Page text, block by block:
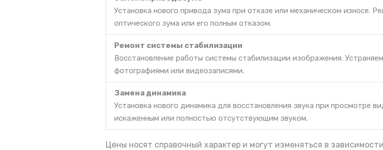
Установка нового привода зума при отказе или механическом износе.
оптического зума или его полным отказом.
Ремонт системы стабилизации
Восстановление работы системы стабилизации изображения.
фотографиями или видеозаписями.
Замена динамика
Установка нового динамика для восстановления звука при просмотре
искаженным или полностью отсутствующим звуком.
Цены носят справочный характер и могут изменяться в